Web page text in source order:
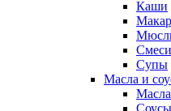
Каши
Супы
Масла и
Соусы